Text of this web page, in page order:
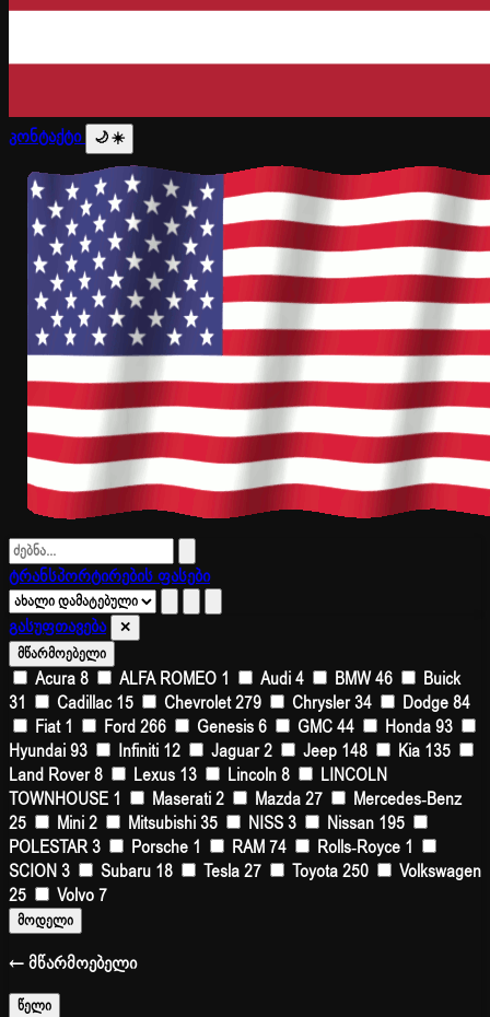
კონტაქტი 🌙☀️
ტრანსპორტირების ფასები
გასუფთავება
✕
მწარმოებელი
Acura8 ALFA ROMEO 1 Audi4 BMW46
Buick
31
Cadillac 15 Chevrolet279 Chrysler34 Dodge84
Fiat 1 Ford266 Genesis6 GMC44 Honda93
Hyundai93 Infiniti 12 Jaguar2 Jeep 148 Kia 135
Land Rover8 Lexus 13 Lincoln8
LINCOLN
TOWNHOUSE 1 Maserati2 Mazda27
Mercedes-Benz
25
Mini2 Mitsubishi35 NISS3 Nissan 195
POLESTAR3 Porsche 1 RAM74 Rolls-Royce 1
SCION3 Subaru 18 Tesla27 Toyota250
Volkswagen
25
Volvo7
მოდელი
← მწარმოებელი
წელი